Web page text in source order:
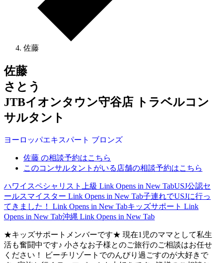
佐藤
佐藤
さとう
JTBイオンタウン守谷店 トラベルコン
サルタント
ヨーロッパエキスパート ブロンズ
佐藤 の相談予約はこちら
このコンサルタントがいる店舗の相談予約はこちら
ハワイスペシャリスト上級 Link Opens in New TabUSJ公認セ
ールスマイスター Link Opens in New Tab子連れでUSJに行っ
てきました！
Link Opens in New Tabキッズサポート Link
Opens in New Tab沖縄 Link Opens in New Tab
★キッズサポートメンバーです★ 現在1児のママとして私生
活も奮闘中です♪ 小さなお子様とのご旅行のご相談はお任せ
ください！ ビーチリゾートでのんびり過ごすのが大好きで